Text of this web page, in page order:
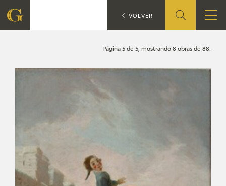
QUIENES SOMOS
CENTRO DE INVESTIGACIÓN Y DOCUMENTACIÓN
ACCIÓN CORPORATIVA
CONTACTO
Página 5 de 5, mostrando 8 obras de 88.
CATÁLOGO Búsqueda
VOLVER